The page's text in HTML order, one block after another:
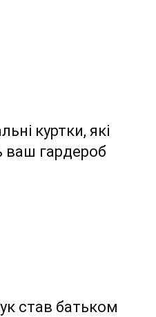
куртки, які
ваш гардероб
став батьком